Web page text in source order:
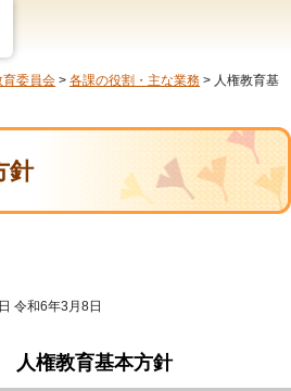
育委員会 > 各課の役割・主な業務 > 人権教育基
針
令和6年3月8日
人権教育基本方針